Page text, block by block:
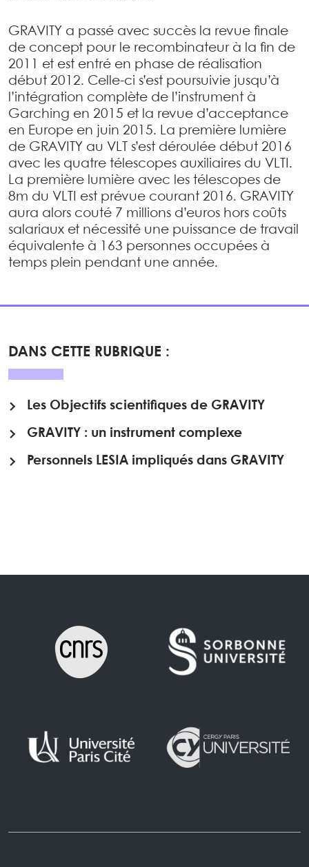
GRAVITY a passé avec succès la revue finale
de concept pour le recombinateur à la fin de
2011 et est entré en phase de réalisation
début 2012. Celle-ci s’est poursuivie jusqu’à
l’intégration complète de l’instrument à
Garching en 2015 et la revue d’acceptance
en Europe en juin 2015. La première lumière
de GRAVITY au VLT s’est déroulée début 2016
avec les quatre télescopes auxiliaires du VLTI.
La première lumière avec les télescopes de
8m du VLTI est prévue courant 2016. GRAVITY
aura alors couté 7 millions d’euros hors coûts
salariaux et nécessité une puissance de travail
équivalente à 163 personnes occupées à
temps plein pendant une année.
DANS CETTE RUBRIQUE :
Les Objectifs scientifiques de GRAVITY
GRAVITY : un instrument complexe
Personnels LESIA impliqués dans GRAVITY